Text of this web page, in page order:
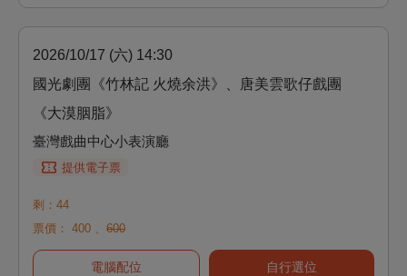
2026/10/17 (六) 14:30
國光劇團《竹林記 火燒余洪》、唐美雲歌仔戲團
《大漠胭脂》
臺灣戲曲中心小表演廳
提供電子票
剩：44
票價：
400 600
電腦配位 自行選位